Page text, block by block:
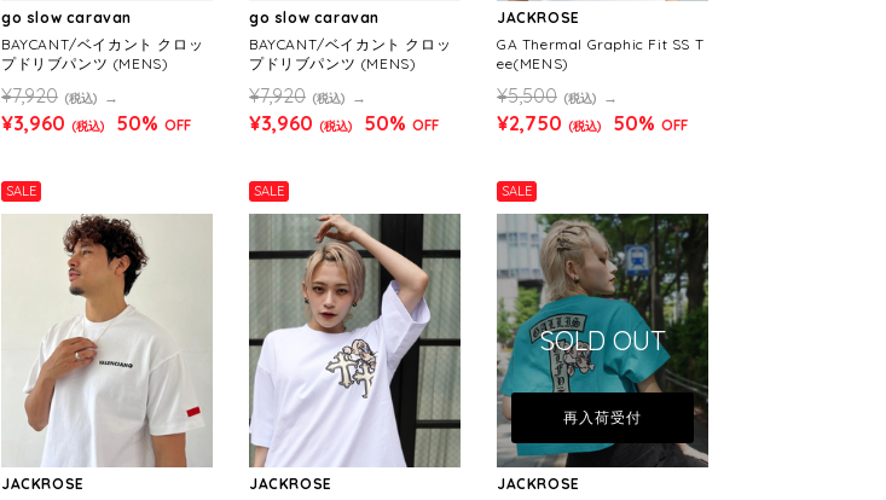
go slow caravan
BAYCANT/ベイカント クロッ
プドリブパンツ (MENS)
¥7,920 (税込)
¥3,960 (税込) 50% OFF
go slow caravan
BAYCANT/ベイカント クロッ
プドリブパンツ (MENS)
¥7,920 (税込)
¥3,960 (税込) 50% OFF
JACKROSE
GA Thermal Graphic Fit SS T
ee(MENS)
¥5,500 (税込)
¥2,750 (税込) 50% OFF
SALE
JACKROSE
SALE
JACKROSE
SALE
SOLD OUT
再入荷受付
JACKROSE